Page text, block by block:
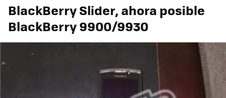
BlackBerry Slider, ahora posible
BlackBerry 9900/9930